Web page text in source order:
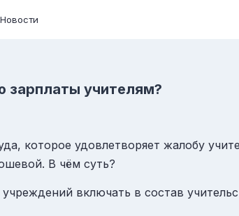
Новости
зарплаты учителям?
которое удовлетворяет жалобу
В чём суть?
включать в состав